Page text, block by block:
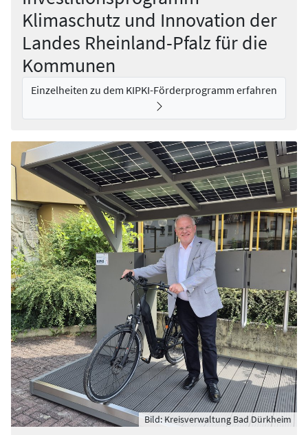
Klimaschutz und Innovation der
Landes Rheinland-Pfalz für die
Kommunen
Einzelheiten zu dem KIPKI-Förderprogramm erfahren
Bild: Kreisverwaltung Bad Dürkheim